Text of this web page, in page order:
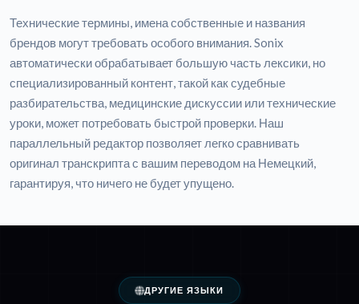
Технические термины, имена собственные и названия
брендов могут требовать особого внимания. Sonix
автоматически обрабатывает большую часть лексики, но
специализированный контент, такой как судебные
разбирательства, медицинские дискуссии или технические
уроки, может потребовать быстрой проверки. Наш
параллельный редактор позволяет легко сравнивать
оригинал транскрипта с вашим переводом на Немецкий,
гарантируя, что ничего не будет упущено.
ДРУГИЕ ЯЗЫКИ